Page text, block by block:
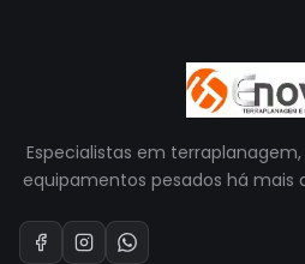
Especialistas em
equipamentos pesados há mais